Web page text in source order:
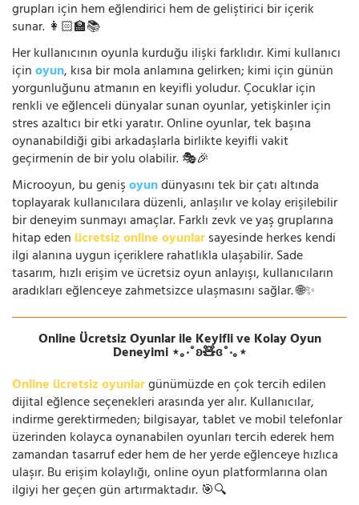
grupları için hem eğlendirici hem de geliştirici bir içerik
sunar. 👩🏻‍🏫📚
Her kullanıcının oyunla kurduğu ilişki farklıdır. Kimi kullanıcı
içinoyun, kısa bir mola anlamına gelirken; kimi için günün
yorgunluğunu atmanın en keyifli yoludur. Çocuklar için
renkli ve eğlenceli dünyalar sunan oyunlar, yetişkinler için
stres azaltıcı bir etki yaratır. Online oyunlar, tek başına
oynanabildiği gibi arkadaşlarla birlikte keyifli vakit
geçirmenin de bir yolu olabilir. 🎭🎉
Microoyun, bu genişoyundünyasını tek bir çatı altında
toplayarak kullanıcılara düzenli, anlaşılır ve kolay erişilebilir
bir deneyim sunmayı amaçlar. Farklı zevk ve yaş gruplarına
hitap eden ücretsiz online oyunlarsayesinde herkes kendi
ilgi alanına uygun içeriklere rahatlıkla ulaşabilir. Sade
tasarım, hızlı erişim ve ücretsiz oyun anlayışı, kullanıcıların
aradıkları eğlenceye zahmetsizce ulaşmasını sağlar. 🌐✨
Online Ücretsiz Oyunlar ile Keyifli ve Kolay Oyun
Deneyimi ⋆｡‧˚ʚ🧸ɞ˚‧｡⋆
Online ücretsiz oyunlargünümüzde en çok tercih edilen
dijital eğlence seçenekleri arasında yer alır. Kullanıcılar,
indirme gerektirmeden; bilgisayar, tablet ve mobil telefonlar
üzerinden kolayca oynanabilen oyunları tercih ederek hem
zamandan tasarruf eder hem de her yerde eğlenceye hızlıca
ulaşır. Bu erişim kolaylığı, online oyun platformlarına olan
ilgiyi her geçen gün artırmaktadır. 🎯🔍